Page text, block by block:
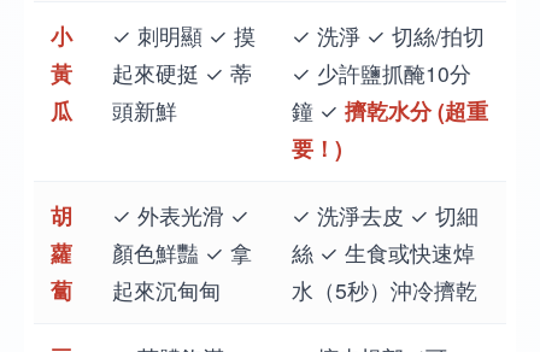
小
黃
瓜
✓ 刺明顯 ✓ 摸
起來硬挺 ✓ 蒂
頭新鮮
✓ 洗淨 ✓ 切絲/拍切
✓ 少許鹽抓醃10分
鐘 ✓ 擠乾水分 (超重
要！)
胡
蘿
蔔
✓ 外表光滑 ✓
顏色鮮豔 ✓ 拿
起來沉甸甸
✓ 洗淨去皮 ✓ 切細
絲 ✓ 生食或快速焯
水（5秒）沖冷擠乾